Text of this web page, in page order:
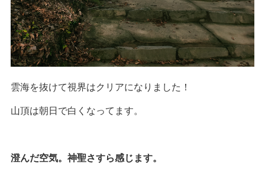
雲海を抜けて視界はクリアになりました！
山頂は朝日で白くなってます。
澄んだ空気。神聖さすら感じます。